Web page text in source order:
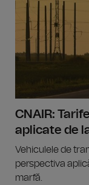
CNAIR:
aplicate de
Vehiculele de
perspectiva
marfă.